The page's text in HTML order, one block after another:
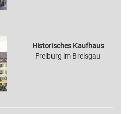
Historisches Kaufhaus
Freiburg im Breisgau